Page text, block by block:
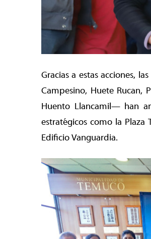
Gracias a estas acciones,
Campesino, Huete Rucan,
Huento Llancamil— han
estratégicos como la Plaza
Edificio Vanguardia.